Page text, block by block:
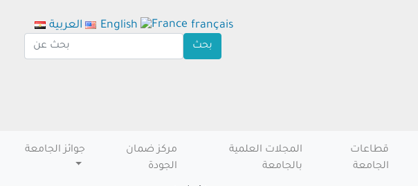
قطاعات
الجامعة
المجلات العلمية
بالجامعة
مركز ضمان
الجودة
جوائز الجامعة
العربية English français